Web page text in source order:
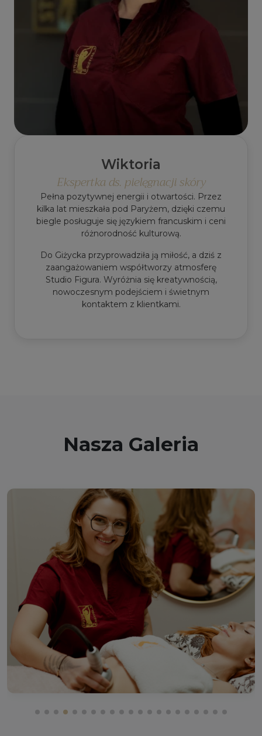
Wiktoria
Ekspertka ds. pielęgnacji skóry
Pełna pozytywnej energii i otwartości. Przez
kilka lat mieszkała pod Paryżem, dzięki czemu
biegle posługuje się językiem francuskim i ceni
różnorodność kulturową.
Do Giżycka przyprowadziła ją miłość, a dziś z
zaangażowaniem współtworzy atmosferę
Studio Figura. Wyróżnia się kreatywnością,
nowoczesnym podejściem i świetnym
kontaktem z klientkami.
Nasza Galeria